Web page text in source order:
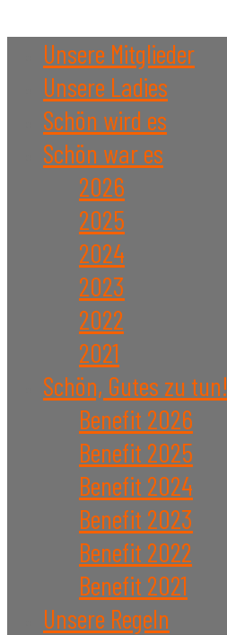
Unsere Mitglieder
Unsere Ladies
Schön wird es
Schön war es
2026
2025
2024
2023
2022
2021
Schön, Gutes zu tun!
Benefit 2026
Benefit 2025
Benefit 2024
Benefit 2023
Benefit 2022
Benefit 2021
Unsere Regeln